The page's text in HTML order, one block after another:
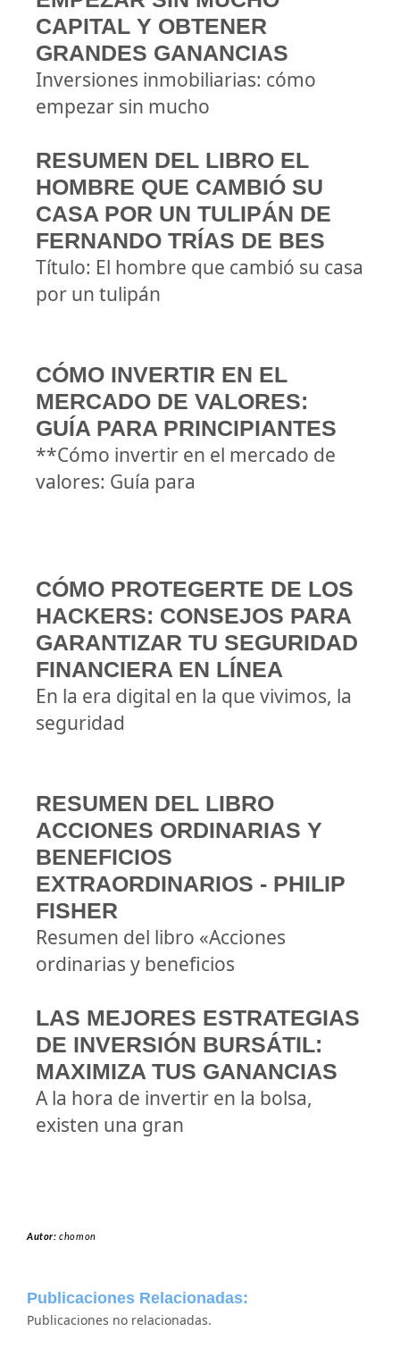
CAPITAL Y OBTENER
GRANDES GANANCIAS
Inversiones inmobiliarias: cómo
empezar sin mucho
RESUMEN DEL LIBRO EL
HOMBRE QUE CAMBIÓ SU
CASA POR UN TULIPÁN DE
FERNANDO TRÍAS DE BES
Título: El hombre que cambió su casa
por un tulipán
CÓMO INVERTIR EN EL
MERCADO DE VALORES:
GUÍA PARA PRINCIPIANTES
**Cómo invertir en el mercado de
valores: Guía para
CÓMO PROTEGERTE DE LOS
HACKERS: CONSEJOS PARA
GARANTIZAR TU SEGURIDAD
FINANCIERA EN LÍNEA
En la era digital en la que vivimos, la
seguridad
RESUMEN DEL LIBRO
ACCIONES ORDINARIAS Y
BENEFICIOS
EXTRAORDINARIOS - PHILIP
FISHER
Resumen del libro «Acciones
ordinarias y beneficios
LAS MEJORES ESTRATEGIAS
DE INVERSIÓN BURSÁTIL:
MAXIMIZA TUS GANANCIAS
A la hora de invertir en la bolsa,
existen una gran
Autor:chomon
Publicaciones Relacionadas:
Publicaciones no relacionadas.